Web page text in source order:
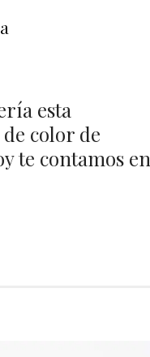
esta
color de
te contamos en